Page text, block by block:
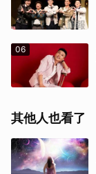
06
其他人也看了